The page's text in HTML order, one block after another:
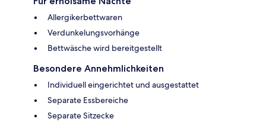
Allergikerbettwaren
Verdunkelungsvorhänge
Bettwäsche wird bereitgestellt
Besondere Annehmlichkeiten
Individuell eingerichtet und ausgestattet
Separate Essbereiche
Separate Sitzecke